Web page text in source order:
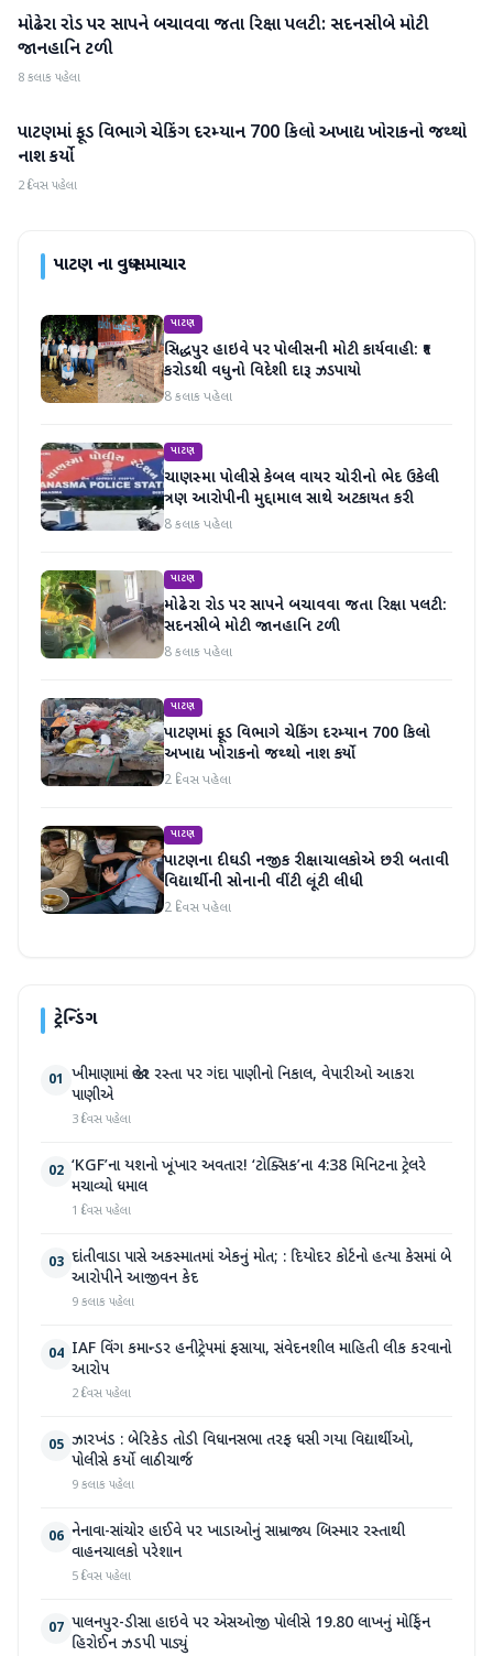
પાટણ
મોઢેરા રોડ પર સાપને બચાવવા જતા રિક્ષા પલટી: સદનસીબે મોટી
જાનહાનિ ટળી
8 કલાક પહેલા
પાટણ
પાટણમાં ફૂડ વિભાગે ચેકિંગ દરમ્યાન 700 કિલો અખાદ્ય ખોરાકનો જથ્થો
નાશ કર્યો
2 દિવસ પહેલા
પાટણના વધુ સમાચાર
પાટણ
સિદ્ધપુર હાઇવે પર પોલીસની મોટી કાર્યવાહી: ₹૧
કરોડથી વધુનો વિદેશી દારૂ ઝડપાયો
8 કલાક પહેલા
પાટણ
ચાણસ્મા પોલીસે કેબલ વાયર ચોરીનો ભેદ ઉકેલી
ત્રણ આરોપીની મુદ્દામાલ સાથે અટકાયત કરી
8 કલાક પહેલા
પાટણ
મોઢેરા રોડ પર સાપને બચાવવા જતા રિક્ષા પલટી:
સદનસીબે મોટી જાનહાનિ ટળી
8 કલાક પહેલા
પાટણ
પાટણમાં ફૂડ વિભાગે ચેકિંગ દરમ્યાન 700 કિલો
અખાદ્ય ખોરાકનો જથ્થો નાશ કર્યો
2 દિવસ પહેલા
પાટણ
પાટણના દીઘડી નજીક રીક્ષાચાલકોએ છરી બતાવી
વિદ્યાર્થીની સોનાની વીંટી લૂંટી લીધી
2 દિવસ પહેલા
ટ્રેન્ડિંગ
01 ખીમાણામાં જાહેર રસ્તા પર ગંદા પાણીનો નિકાલ, વેપારીઓ આકરા
પાણીએ
3 દિવસ પહેલા
02 ‘KGF’ના યશનો ખૂંખાર અવતાર! ‘ટોક્સિક’ના 4:38 મિનિટના ટ્રેલરે
મચાવ્યો ધમાલ
1 દિવસ પહેલા
03 દાંતીવાડા પાસે અકસ્માતમાં એકનું મોત; : દિયોદર કોર્ટનો હત્યા કેસમાં બે
આરોપીને આજીવન કેદ
9 કલાક પહેલા
04 IAF વિંગ કમાન્ડર હનીટ્રેપમાં ફસાયા, સંવેદનશીલ માહિતી લીક કરવાનો
આરોપ
2 દિવસ પહેલા
05 ઝારખંડ : બેરિકેડ તોડી વિધાનસભા તરફ ધસી ગયા વિદ્યાર્થીઓ,
પોલીસે કર્યો લાઠીચાર્જ
9 કલાક પહેલા
06 નેનાવા-સાંચોર હાઈવે પર ખાડાઓનું સામ્રાજ્ય બિસ્માર રસ્તાથી
વાહનચાલકો પરેશાન
5 દિવસ પહેલા
07 પાલનપુર-ડીસા હાઇવે પર એસઓજી પોલીસે 19.80 લાખનું મોર્ફિન
હિરોઈન ઝડપી પાડ્યું